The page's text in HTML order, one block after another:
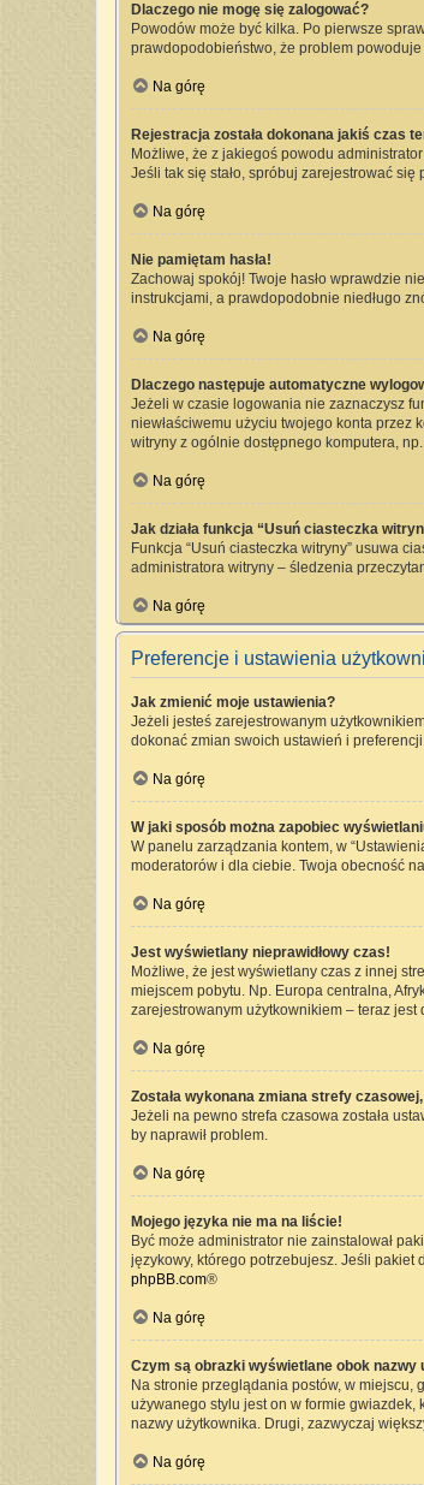
Dlaczego nie mogę się zalogować?
Powodów może być kilka. Po pierwsze
prawdopodobieństwo, że problem
Na górę
Rejestracja została dokonana jakiś czas
Możliwe, że z jakiegoś powodu
Jeśli tak się stało, spróbuj zarejestrować
Na górę
Nie pamiętam hasła!
Zachowaj spokój! Twoje hasło wprawdzie
instrukcjami, a prawdopodobnie niedługo
Na górę
Dlaczego następuje automatyczne
Jeżeli w czasie logowania nie zaznaczysz
niewłaściwemu użyciu twojego konta przez
witryny z ogólnie dostępnego komputera,
Na górę
Jak działa funkcja “Usuń ciasteczka
Funkcja “Usuń ciasteczka witryny” usuwa
administratora witryny – śledzenia
Na górę
Preferencje i ustawienia
Jak zmienić moje ustawienia?
Jeżeli jesteś zarejestrowanym
dokonać zmian swoich ustawień i
Na górę
W jaki sposób można zapobiec
W panelu zarządzania kontem, w
moderatorów i dla ciebie. Twoja obecność
Na górę
Jest wyświetlany nieprawidłowy czas!
Możliwe, że jest wyświetlany czas z innej
miejscem pobytu. Np. Europa centralna,
zarejestrowanym użytkownikiem – teraz
Na górę
Została wykonana zmiana strefy
Jeżeli na pewno strefa czasowa została
by naprawił problem.
Na górę
Mojego języka nie ma na liście!
Być może administrator nie zainstalował
językowy, którego potrzebujesz. Jeśli
phpBB.com®
Na górę
Czym są obrazki wyświetlane obok nazwy
Na stronie przeglądania postów, w miejscu,
używanego stylu jest on w formie gwiazdek,
nazwy użytkownika. Drugi, zazwyczaj
Na górę